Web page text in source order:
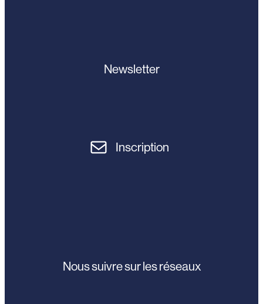
Newsletter
Inscription
Nous suivre sur les réseaux